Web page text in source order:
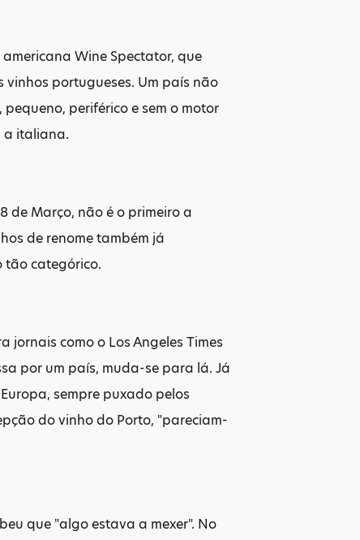
Wine Spectator, que
portugueses. Um país não
periférico e sem o motor
a italiana.
de Março, não é o primeiro a
de renome também já
tão categórico.
jornais como o Los Angeles Times
por um país, muda-se para lá. Já
sempre puxado pelos
do vinho do Porto, "pareciam-
que "algo estava a mexer". No